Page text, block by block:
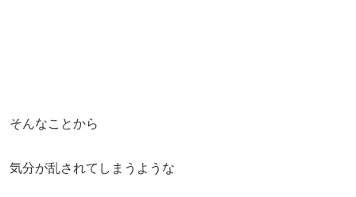
そんなことから
気分が乱されてしまうような